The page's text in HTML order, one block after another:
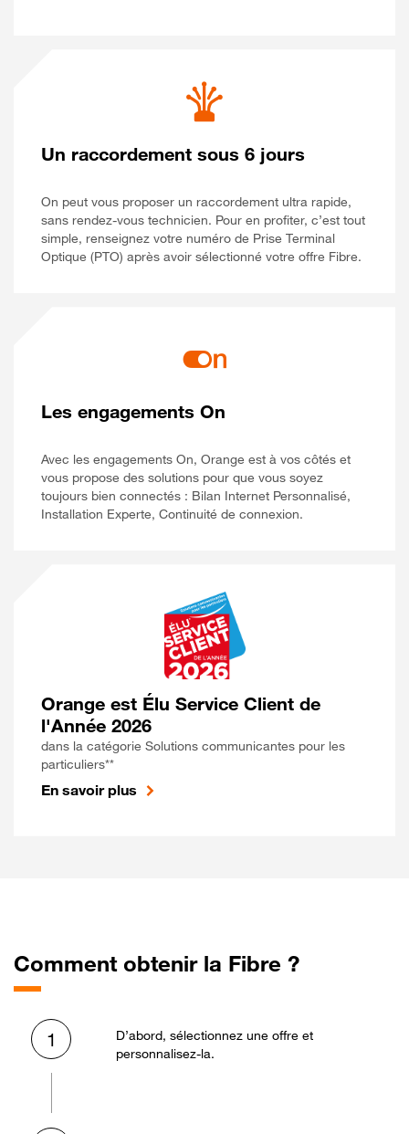
Un raccordement sous 6 jours
On peut vous proposer un raccordement ultra rapide,
sans rendez-vous technicien. Pour en profiter, c’est tout
simple, renseignez votre numéro de Prise Terminal
Optique (PTO) après avoir sélectionné votre offre Fibre.
Les engagements On
Avec les engagements On, Orange est à vos côtés et
vous propose des solutions pour que vous soyez
toujours bien connectés : Bilan Internet Personnalisé,
Installation Experte, Continuité de connexion.
Orange est Élu Service Client de
l'Année 2026
dans la catégorie Solutions communicantes pour les
particuliers**
En savoir plus
Comment obtenir la Fibre ?
1
D’abord, sélectionnez une offre et
personnalisez-la.